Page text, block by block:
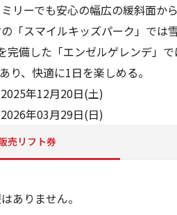
リーでも安心の幅広の緩斜面か
「スマイルキッズパーク」では
完備した「エンゼルゲレンデ」
あり、快適に1日を楽しめる。
年12月20日(土)
年03月29日(日)
売リフト券
ありません。